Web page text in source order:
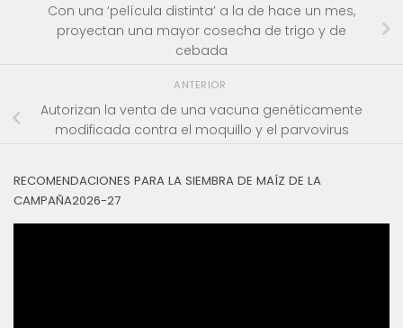
Con una ‘película distinta’ a la de hace un mes,
proyectan una mayor cosecha de trigo y de
cebada
ANTERIOR
Autorizan la venta de una vacuna genéticamente
modificada contra el moquillo y el parvovirus
RECOMENDACIONES PARA LA SIEMBRA DE MAÍZ DE LA
CAMPAÑA2026-27